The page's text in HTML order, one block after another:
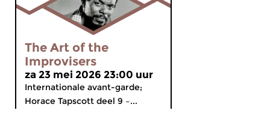
The Art of the
Improvisers
za 23 mei 2026 23:00 uur
Internationale avant-garde;
Horace Tapscott deel 9 –...